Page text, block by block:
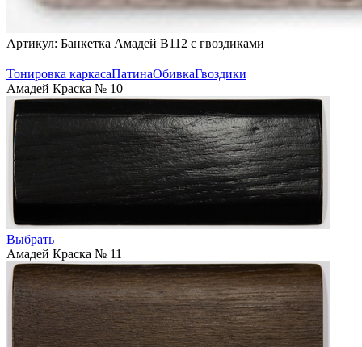
Артикул: Банкетка Амадей B112 с гвоздиками
Тонировка каркасаПатинаОбивкаГвоздики
Амадей Краска № 10
Выбрать
Амадей Краска № 11